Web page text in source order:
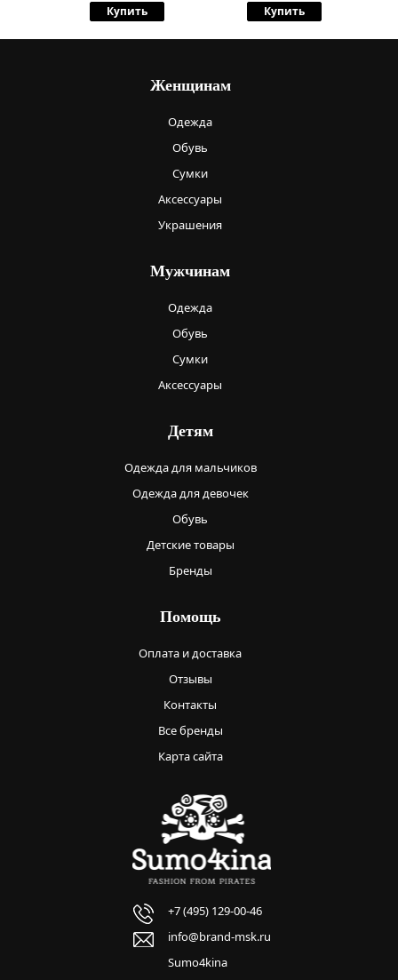
Купить Купить
Женщинам
Одежда
Обувь
Сумки
Аксессуары
Украшения
Мужчинам
Одежда
Обувь
Сумки
Аксессуары
Детям
Одежда для мальчиков
Одежда для девочек
Обувь
Детские товары
Бренды
Помощь
Оплата и доставка
Отзывы
Контакты
Все бренды
Карта сайта
+7 (495) 129-00-46
info@brand-msk.ru
Sumo4kina